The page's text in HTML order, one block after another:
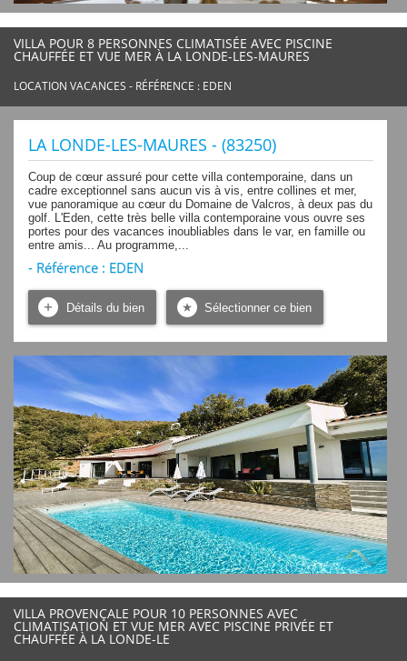
VILLA POUR 8 PERSONNES CLIMATISÉE AVEC PISCINE
CHAUFFÉE ET VUE MER À LA LONDE-LES-MAURES
LOCATION VACANCES - RÉFÉRENCE : EDEN
LA LONDE-LES-MAURES - (83250)
Coup de cœur assuré pour cette villa contemporaine, dans un
cadre exceptionnel sans aucun vis à vis, entre collines et mer,
vue panoramique au cœur du Domaine de Valcros, à deux pas du
golf. L'Eden, cette très belle villa contemporaine vous ouvre ses
portes pour des vacances inoubliables dans le var, en famille ou
entre amis... Au programme,...
- Référence : EDEN
Détails du bien Sélectionner ce bien
VILLA PROVENÇALE POUR 10 PERSONNES AVEC
CLIMATISATION ET VUE MER AVEC PISCINE PRIVÉE ET
CHAUFFÉE À LA LONDE-LE